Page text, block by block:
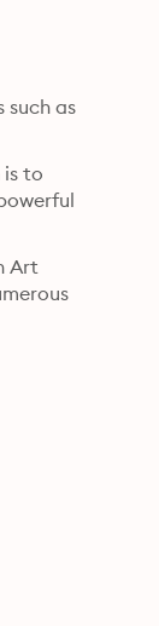
such as
is to
Art